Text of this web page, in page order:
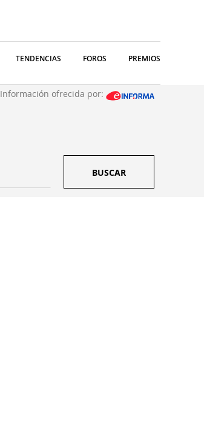
TENDENCIAS FOROS PREMIOS
Información ofrecida por:
BUSCAR